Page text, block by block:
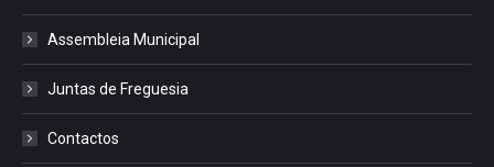
Assembleia Municipal
Juntas de Freguesia
Contactos